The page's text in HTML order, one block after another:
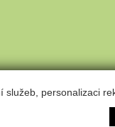
služeb, personalizaci